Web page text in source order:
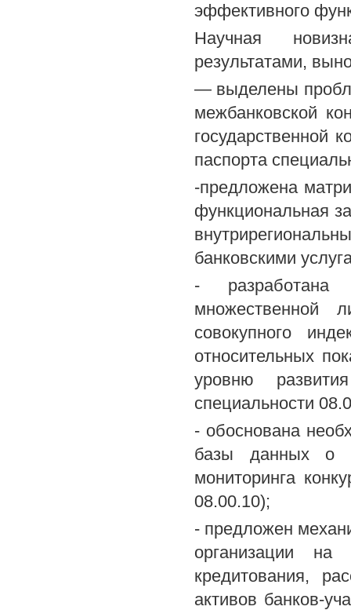
эффективного
Научная
результатами,
— выделены
межбанковской
государственной
паспорта
-предложена
функциональная
банковскими
- разработана
множественной
совокупного
относительных
уровню
специальности
- обоснована
базы данных о
мониторинга
08.00.10);
- предложен
организации на
кредитования,
активов банков-